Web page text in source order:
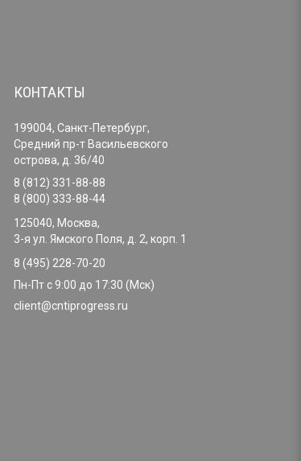
КОНТАКТЫ
199004, Санкт-Петербург,
Средний пр-т Васильевского
острова, д. 36/40
8 (812) 331-88-88
8 (800) 333-88-44
125040, Москва,
3-я ул. Ямского Поля, д. 2, корп. 1
8 (495) 228-70-20
Пн-Пт с 9:00 до 17:30 (Мск)
client@cntiprogress.ru